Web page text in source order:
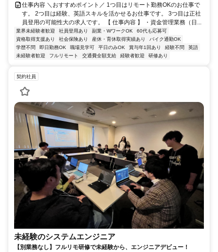
仕事内容 ＼おすすめポイント／ 1つ目はリモート勤務OKのお仕事で
す。 2つ目は経験、英語スキルを活かせるお仕事です。 3つ目は正社
員登用の可能性大の求人です。 【 仕事内容 】 ・資金管理業務（日...
業界未経験者歓迎 社員登用あり 副業・WワークOK
60代も応募可
資格取得支援あり
社会保険あり 産休・育休取得実績あり
バイク通勤OK
学歴不問
即日勤務OK 職場見学可 平日のみOK 賞与年1回あり 経験不問
英語
未経験者歓迎
フルリモート 交通費全額支給 経験者歓迎 研修あり
契約社員
未経験のシステムエンジニア
【別業務なし】フルリモ研修で未経験から、エンジニアデビュー！